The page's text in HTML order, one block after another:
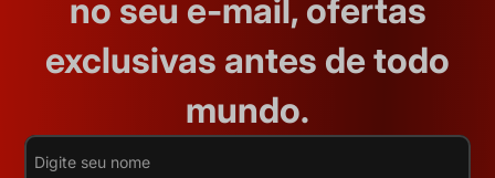
no seu e-mail, ofertas
exclusivas antes de todo
mundo.